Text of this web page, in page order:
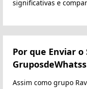
significativas e
Por que Enviar
Assim como grupo